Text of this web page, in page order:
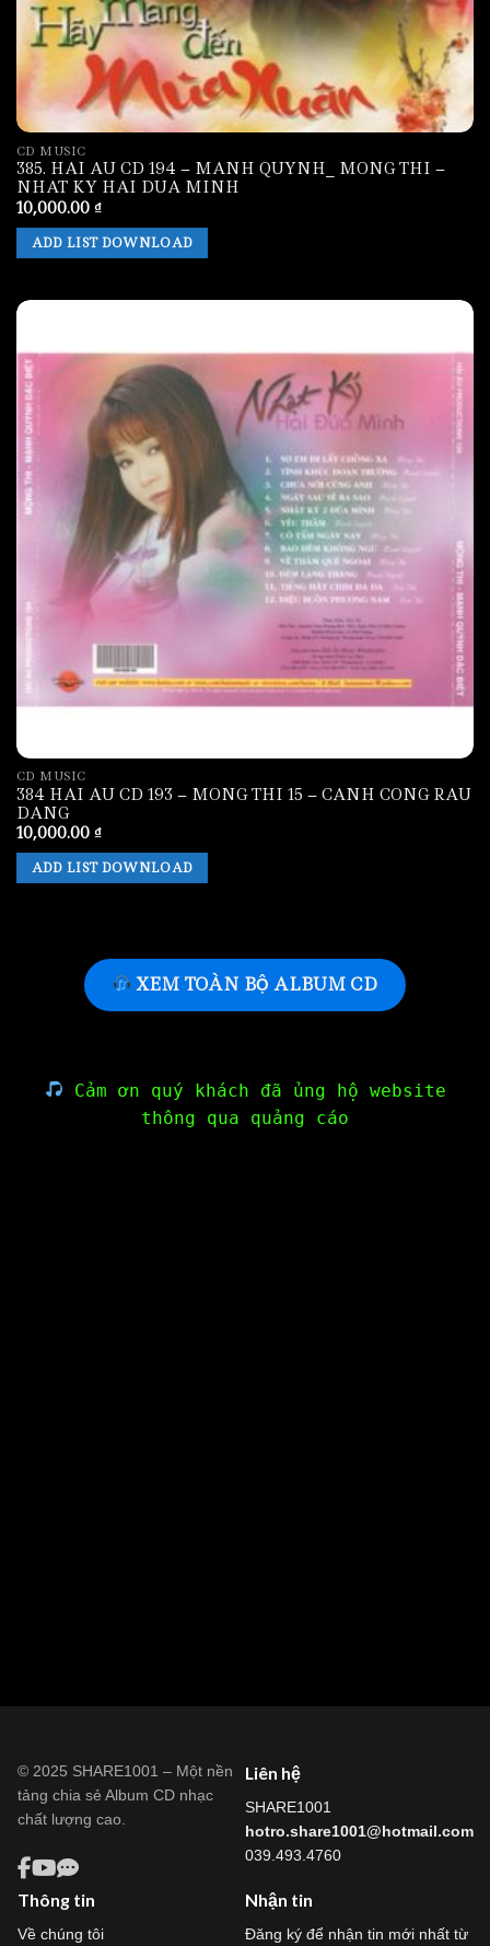
CD MUSIC
385. HAI AU CD 194 – MANH QUYNH_ MONG THI –
NHAT KY HAI DUA MINH
10,000.00 ₫
ADD LIST DOWNLOAD
CD MUSIC
384 HAI AU CD 193 – MONG THI 15 – CANH CONG RAU
DANG
10,000.00 ₫
ADD LIST DOWNLOAD
XEM TOÀN BỘ ALBUM CD
Cảm ơn quý khách đã ủng hộ website
thông qua quảng cáo
© 2025 SHARE1001 – Một nền
tảng chia sẻ Album CD nhạc
chất lượng cao.
Liên hệ
SHARE1001
hotro.share1001@hotmail.com
039.493.4760
Thông tin
Về chúng tôi
Nhận tin
Đăng ký để nhận tin mới nhất từ